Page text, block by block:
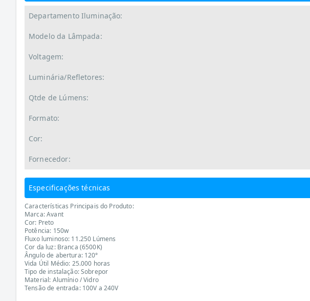
Departamento Iluminação:
Modelo da Lâmpada:
Voltagem:
Luminária/Refletores:
Qtde de Lúmens:
Formato:
Cor:
Fornecedor:
Especificações técnicas
Características Principais do Produto:
Marca: Avant
Cor: Preto
Potência: 150w
Fluxo luminoso: 11.250 Lúmens
Cor da luz: Branca (6500K)
Ângulo de abertura: 120°
Vida Útil Médio: 25.000 horas
Tipo de instalação: Sobrepor
Material: Alumínio / Vidro
Tensão de entrada: 100V a 240V